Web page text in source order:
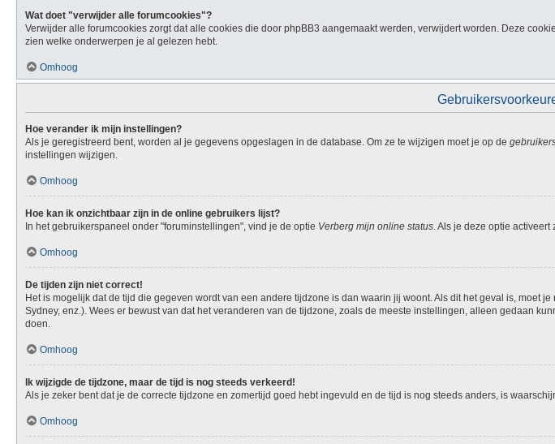
Wat doet "verwijder alle forumcookies"?
Verwijder alle forumcookies zorgt dat alle cookies die door phpBB3 aangemaakt werden, verwijdert worden. Deze
zien welke onderwerpen je al gelezen hebt.
Omhoog
Hoe verander ik mijn instellingen?
Als je geregistreerd bent, worden al je gegevens opgeslagen in de database. Om ze te wijzigen moet je op de
instellingen wijzigen.
Omhoog
Hoe kan ik onzichtbaar zijn in de online gebruikers lijst?
In het gebruikerspaneel onder "foruminstellingen", vind je de optie Verberg mijn online status. Als je deze optie
Omhoog
De tijden zijn niet correct!
Het is mogelijk dat de tijd die gegeven wordt van een andere tijdzone is dan waarin jij woont. Als dit het geval is,
Sydney, enz.). Wees er bewust van dat het veranderen van de tijdzone, zoals de meeste instellingen, alleen gedaan
doen.
Omhoog
Ik wijzigde de tijdzone, maar de tijd is nog steeds verkeerd!
Als je zeker bent dat je de correcte tijdzone en zomertijd goed hebt ingevuld en de tijd is nog steeds anders, is
Omhoog